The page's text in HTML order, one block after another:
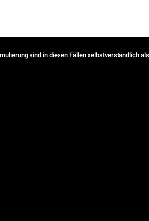
sind in diesen Fällen selbstverständlich als